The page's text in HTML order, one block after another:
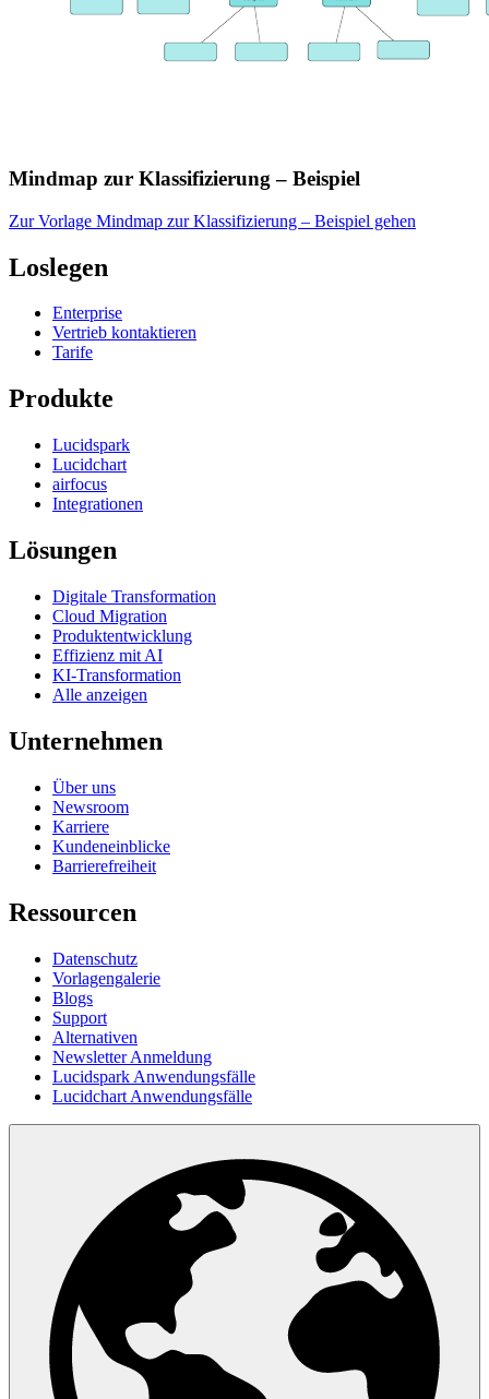
Mindmap zur Klassifizierung – Beispiel
Zur Vorlage Mindmap zur Klassifizierung – Beispiel gehen
Loslegen
Enterprise
Vertrieb kontaktieren
Tarife
Produkte
Lucidspark
Lucidchart
airfocus
Integrationen
Lösungen
Digitale Transformation
Cloud Migration
Produktentwicklung
Effizienz mit AI
KI-Transformation
Alle anzeigen
Unternehmen
Über uns
Newsroom
Karriere
Kundeneinblicke
Barrierefreiheit
Ressourcen
Datenschutz
Vorlagengalerie
Blogs
Support
Alternativen
Newsletter Anmeldung
Lucidspark Anwendungsfälle
Lucidchart Anwendungsfälle